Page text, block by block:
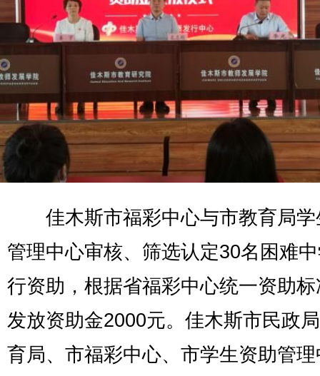
佳木斯市福彩中心与市教育局学
管理中心审核、筛选认定30名困难
行资助，根据省福彩中心统一资助
发放资助金2000元。佳木斯市民政
育局、市福彩中心、市学生资助管